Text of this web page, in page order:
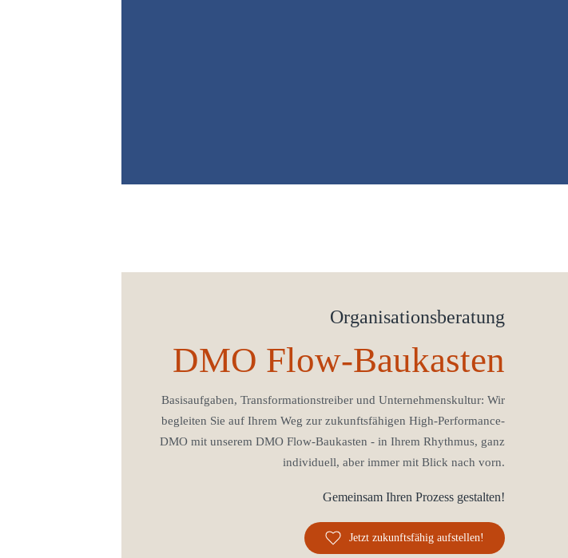
Organisationsberatung
DMO Flow-Baukasten
Basisaufgaben, Transformationstreiber und Unternehmenskultur: Wir
begleiten Sie auf Ihrem Weg zur zukunftsfähigen High-Performance-
DMO mit unserem DMO Flow-Baukasten - in Ihrem Rhythmus, ganz
individuell, aber immer mit Blick nach vorn.
Gemeinsam Ihren Prozess gestalten!
Jetzt zukunftsfähig aufstellen!